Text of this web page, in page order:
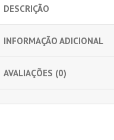
DESCRIÇÃO
INFORMAÇÃO ADICIONAL
AVALIAÇÕES (0)